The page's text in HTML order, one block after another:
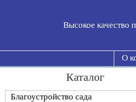
Высокое качество
О
Каталог
Благоустройство сада